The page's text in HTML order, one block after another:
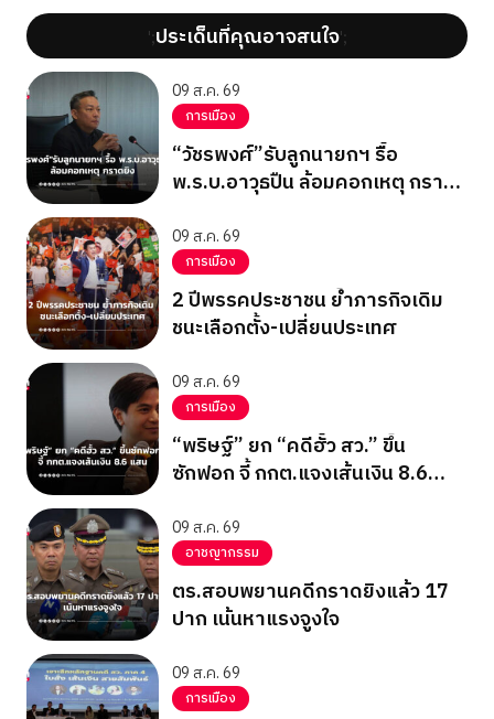
';ประเด็นที่คุณอาจสนใจ';
09 ส.ค. 69
การเมือง
“วัชรพงศ์”รับลูกนายกฯ รื้อ
พ.ร.บ.อาวุธปืน ล้อมคอกเหตุ กราด
09 ส.ค. 69
การเมือง
2 ปีพรรคประชาชน ย้ำภารกิจเดิม
ชนะเลือกตั้ง-เปลี่ยนประเทศ
09 ส.ค. 69
การเมือง
“พริษฐ์” ยก “คดีฮั้ว สว.” ขึ้น
ซักฟอก จี้ กกต.แจงเส้นเงิน 8.6
09 ส.ค. 69
อาชญากรรม
ตร.สอบพยานคดีกราดยิงแล้ว 17
ปาก เน้นหาแรงจูงใจ
09 ส.ค. 69
การเมือง